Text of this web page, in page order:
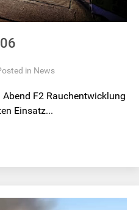
in News
F2 Rauchentwicklung
Einsatz...